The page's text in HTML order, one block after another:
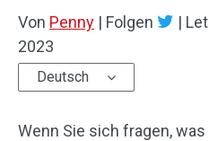
Geschwindigkeit
Trimmen/Teilen/
Online-Video-Downloader
Von Penny | Folgen |
2023
Deutsch
Wenn Sie sich fragen,